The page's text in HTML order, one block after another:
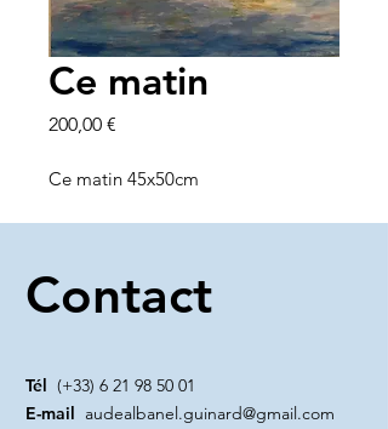
Ce matin
200,00 €
Ce matin 45x50cm
Contact
Tél (+33) 6 21 98 50 01
E-mail audealbanel.guinard@gmail.com